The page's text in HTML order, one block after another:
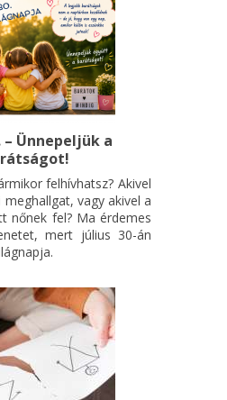
– Ünnepeljük a
felhívhatsz? Akivel
vagy akivel a
nőnek fel? Ma érdemes
mert július 30-án